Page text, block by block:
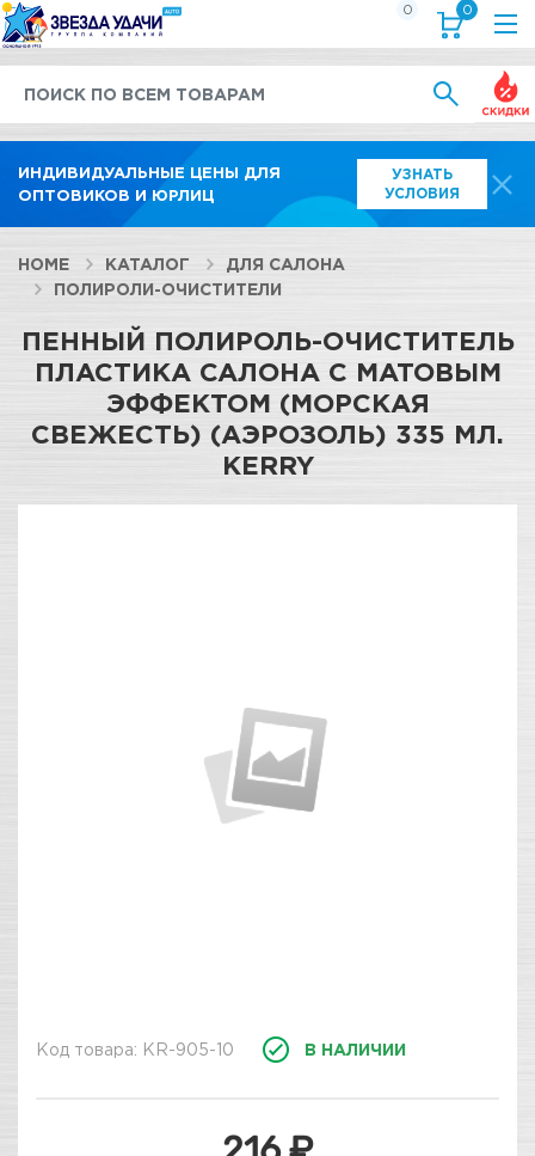
ИНДИВИДУАЛЬНЫЕ ЦЕНЫ ДЛЯ
ОПТОВИКОВ И ЮРЛИЦ
УЗНАТЬ
УСЛОВИЯ
0 0
HOME КАТАЛОГ
ДЛЯ САЛОНА
ПОЛИРОЛИ-ОЧИСТИТЕЛИ
ПЕННЫЙ ПОЛИРОЛЬ-ОЧИСТИТЕЛЬ
ПЛАСТИКА САЛОНА С МАТОВЫМ
ЭФФЕКТОМ (МОРСКАЯ
СВЕЖЕСТЬ) (АЭРОЗОЛЬ) 335 МЛ.
KERRY
Код товара: KR-905-10 В НАЛИЧИИ